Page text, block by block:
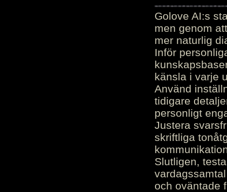
Golove AI:s
men genom
mer naturlig
Inför
känsla i varje
Använd
tidigare
personligt
Justera
skriftliga
Slutligen,
och oväntade